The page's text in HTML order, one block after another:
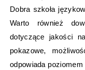
Dobra szkoła
Warto również
dotyczące jakości
pokazowe,
odpowiada